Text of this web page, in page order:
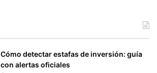
Cómo detectar estafas de inversión: guía
con alertas oficiales